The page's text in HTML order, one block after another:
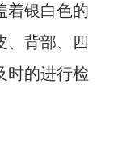
着银白色的
、背部、四
时的进行检